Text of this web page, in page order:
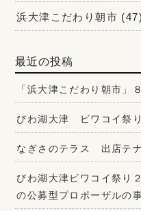
浜大津こだわり朝市 (47)
最近の投稿
「浜大津こだわり朝市」
びわ湖大津 ビワコイ祭
なぎさのテラス 出店テ
びわ湖大津ビワコイ祭り
の公募型プロポーザルの